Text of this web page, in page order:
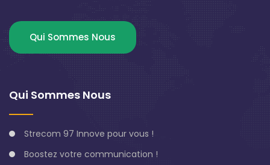
Qui Sommes Nous
Qui Sommes Nous
Strecom 97 Innove pour vous !
Boostez votre communication !